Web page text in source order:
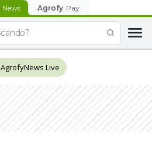
News Agrofy Pay
AgrofyNews Live